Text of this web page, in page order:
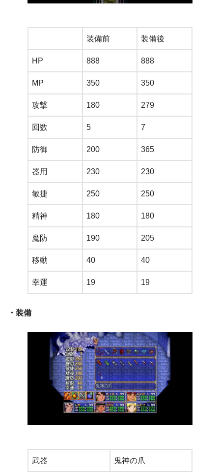
装備前 装備後
HP 888 888
MP 350 350
攻撃 180 279
回数 5 7
防御 200 365
器用 230 230
敏捷 250 250
精神 180 180
魔防 190 205
移動 40 40
幸運 19 19
・装備
武器 鬼神の爪